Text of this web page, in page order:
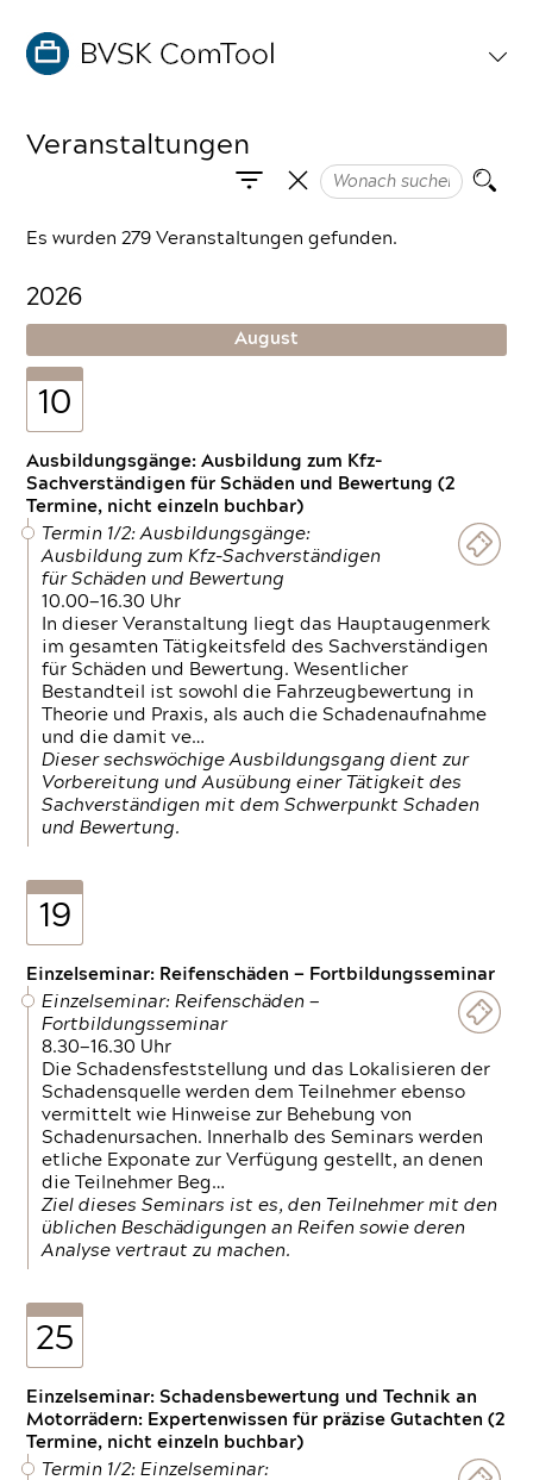
Veranstaltungen
Es wurden 279 Veranstaltungen gefunden.
2026
August
10
Ausbildungsgänge: Ausbildung zum Kfz-
Sachverständigen für Schäden und Bewertung (2
Termine, nicht einzeln buchbar)
Termin 1/2: Ausbildungsgänge:
Ausbildung zum Kfz-Sachverständigen
für Schäden und Bewertung
10.00—16.30 Uhr
In dieser Veranstaltung liegt das Hauptaugenmerk
im gesamten Tätigkeitsfeld des Sachverständigen
für Schäden und Bewertung. Wesentlicher
Bestandteil ist sowohl die Fahrzeugbewertung in
Theorie und Praxis, als auch die Schadenaufnahme
und die damit ve…
Dieser sechswöchige Ausbildungsgang dient zur
Vorbereitung und Ausübung einer Tätigkeit des
Sachverständigen mit dem Schwerpunkt Schaden
und Bewertung.
19
Einzelseminar: Reifenschäden — Fortbildungsseminar
Einzelseminar: Reifenschäden —
Fortbildungsseminar
8.30—16.30 Uhr
Die Schadensfeststellung und das Lokalisieren der
Schadensquelle werden dem Teilnehmer ebenso
vermittelt wie Hinweise zur Behebung von
Schadenursachen. Innerhalb des Seminars werden
etliche Exponate zur Verfügung gestellt, an denen
die Teilnehmer Beg…
Ziel dieses Seminars ist es, den Teilnehmer mit den
üblichen Beschädigungen an Reifen sowie deren
Analyse vertraut zu machen.
25
Einzelseminar: Schadensbewertung und Technik an
Motorrädern: Expertenwissen für präzise Gutachten (2
Termine, nicht einzeln buchbar)
Termin 1/2: Einzelseminar: